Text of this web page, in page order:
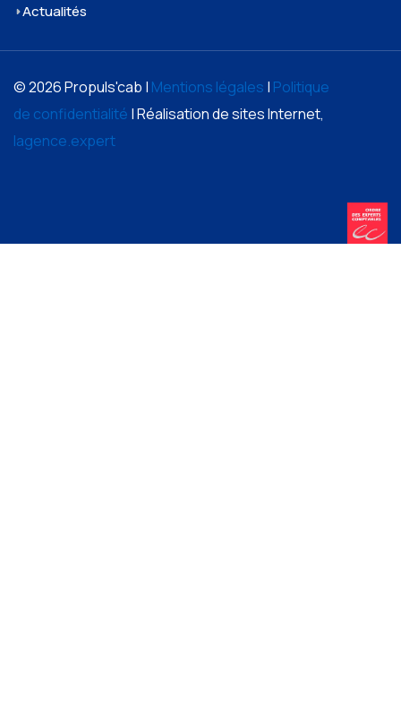
Actualités
© 2026 Propuls'cab | Mentions légales | Politique
de confidentialité | Réalisation de sites Internet,
lagence.expert